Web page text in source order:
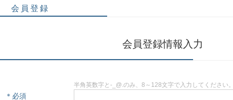
会員登録
会員登録情報入力
半角英数字と-_@.のみ、8～128文字で入力してください。